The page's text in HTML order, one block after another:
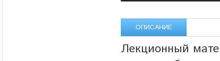
ОПИСАНИЕ
Лекционный